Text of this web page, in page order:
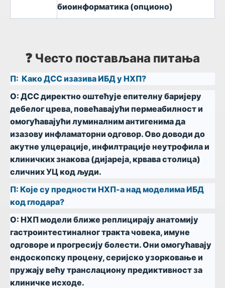
биоинформатика (опционо)
❓ Често постављана питања
П: Како ДСС изазива ИБД у НХП?
О: ДСС директно оштећује епителну баријеру
дебелог црева, повећавајући пермеабилност и
омогућавајући луминалним антигенима да
изазову инфламаторни одговор. Ово доводи до
акутне улцерације, инфилтрације неутрофила и
клиничких знакова (дијареја, крвава столица)
сличних УЦ код људи.
П: Које су предности НХП-а над моделима ИБД
код глодара?
О: НХП модели ближе реплицирају анатомију
гастроинтестиналног тракта човека, имуне
одговоре и прогресију болести. Они омогућавају
ендоскопску процену, серијско узорковање и
пружају већу транслациону предиктивност за
клиничке исходе.